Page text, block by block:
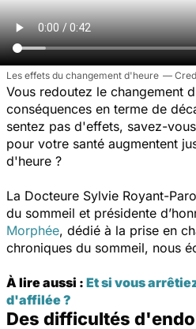
Les effets du changement d'heure
Vous redoutez le changement
conséquences en terme de
sentez pas d'effets, savez-
pour votre santé augmentent
d'heure ?
La Docteure Sylvie Royant-
du sommeil et présidente
Morphée, dédié à la prise en
chroniques du sommeil, nous
À lire aussi : Et si vous
d'affilée ?
Des difficultés